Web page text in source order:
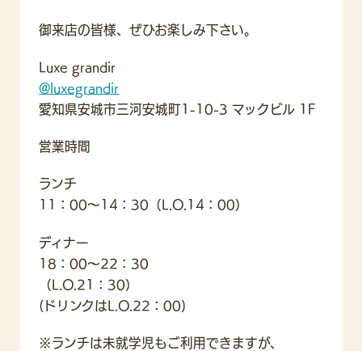
御来店の皆様、ぜひお楽しみ下さい。
Luxe grandir
@luxegrandir
愛知県安城市三河安城町1-10-3 マックビル 1F
営業時間
ランチ
11：00～14：30（L.O.14：00）
ディナー
18：00～22：30
（L.O.21：30）
(ドリンクはL.O.22：00)
※ランチは未就学児もご利用できますが、